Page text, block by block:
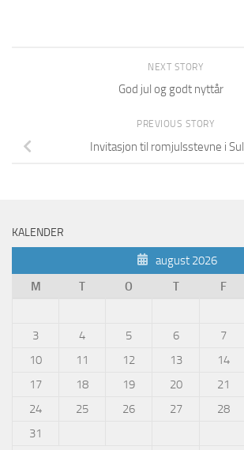
NEXT STORY
God jul og godt nyttår
PREVIOUS STORY
Invitasjon til romjulsstevne i
KALENDER
august 2026
M
T O T F
3
4 5 6 7
10
11 12 13 14
17
18 19 20 21
24
25 26 27 28
31